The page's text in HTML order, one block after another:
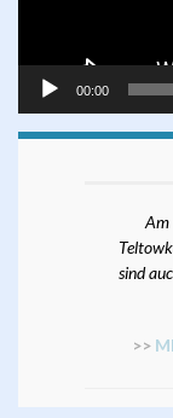
00:00
Am
sind
>>